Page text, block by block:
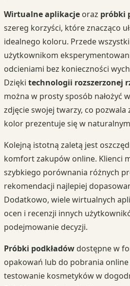
Wirtualne aplikacje oraz próbki
szereg korzyści, które znacząco
idealnego koloru. Przede
użytkownikom
odcieniami bez konieczności
Dzięki technologii rozszerzonej
można w prosty sposób nałożyć
zdjęcie swojej twarzy, co pozwala
kolor prezentuje się w
Kolejną istotną zaletą jest
komfort zakupów online. Klienci
szybkiego porównania różnych
rekomendacji najlepiej
Dodatkowo, wiele wirtualnych
ocen i recenzji innych
podejmowanie decyzji.
Próbki podkładów dostępne w
opakowań lub do pobrania online
testowanie kosmetyków w